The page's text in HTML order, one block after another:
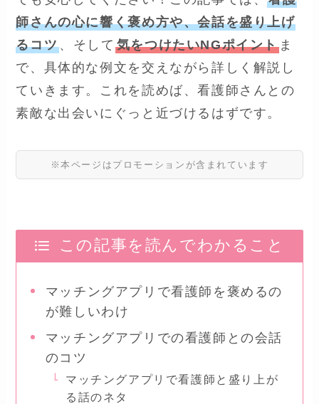
師さんの心に響く褒め方や、会話を盛り上げ
るコツ、そして 気をつけたいNGポイント ま
で、具体的な例文を交えながら詳しく解説し
ていきます。これを読めば、看護師さんとの
素敵な出会いにぐっと近づけるはずです。
※本ページはプロモーションが含まれています
この記事を読んでわかること
マッチングアプリで看護師を褒めるの
が難しいわけ
マッチングアプリでの看護師との会話
のコツ
マッチングアプリで看護師と盛り上が
る話のネタ